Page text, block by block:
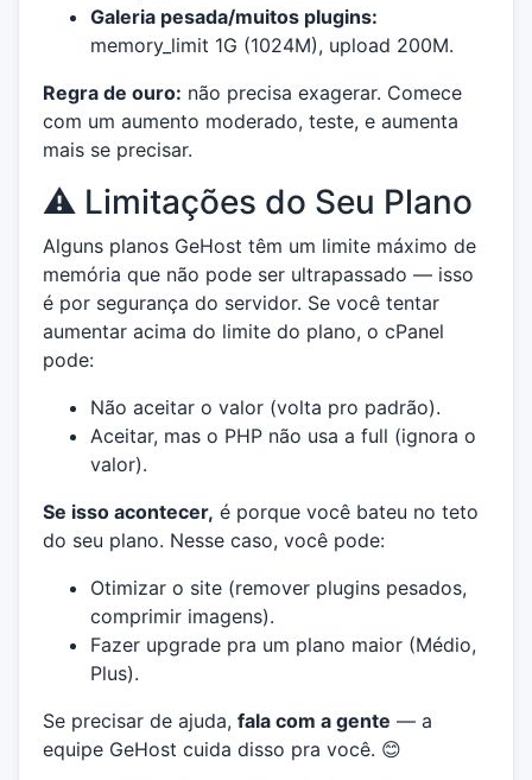
Galeria pesada/muitos plugins:
memory_limit 1G (1024M), upload 200M.
Regra de ouro: não precisa exagerar. Comece
com um aumento moderado, teste, e aumenta
mais se precisar.
⚠️ Limitações do Seu Plano
Alguns planos GeHost têm um limite máximo de
memória que não pode ser ultrapassado — isso
é por segurança do servidor. Se você tentar
aumentar acima do limite do plano, o cPanel
pode:
Não aceitar o valor (volta pro padrão).
Aceitar, mas o PHP não usa a full (ignora o
valor).
Se isso acontecer, é porque você bateu no teto
do seu plano. Nesse caso, você pode:
Otimizar o site (remover plugins pesados,
comprimir imagens).
Fazer upgrade pra um plano maior (Médio,
Plus).
Se precisar de ajuda, fala com a gente — a
equipe GeHost cuida disso pra você. 😊